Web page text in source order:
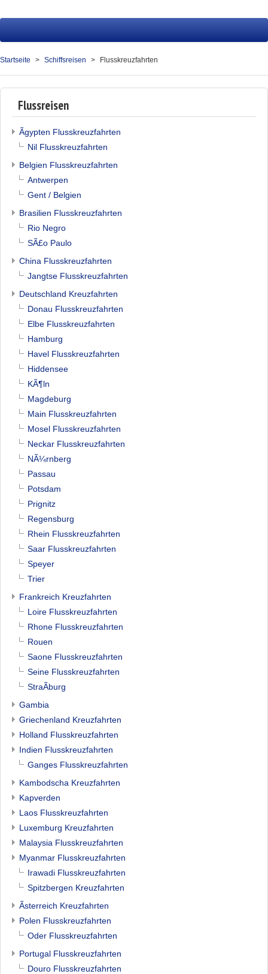
Hochsee
Service
Presse
Über uns
Startseite Schiffsreisen Flusskreuzfahrten
Flussreisen
Ãgypten Flusskreuzfahrten
Nil Flusskreuzfahrten
Belgien Flusskreuzfahrten
Antwerpen
Gent / Belgien
Brasilien Flusskreuzfahrten
Rio Negro
SÃ£o Paulo
China Flusskreuzfahrten
Jangtse Flusskreuzfahrten
Deutschland Kreuzfahrten
Donau Flusskreuzfahrten
Elbe Flusskreuzfahrten
Hamburg
Havel Flusskreuzfahrten
Hiddensee
KÃ¶ln
Magdeburg
Main Flusskreuzfahrten
Mosel Flusskreuzfahrten
Neckar Flusskreuzfahrten
NÃ¼rnberg
Passau
Potsdam
Prignitz
Regensburg
Rhein Flusskreuzfahrten
Saar Flusskreuzfahrten
Speyer
Trier
Frankreich Kreuzfahrten
Loire Flusskreuzfahrten
Rhone Flusskreuzfahrten
Rouen
Saone Flusskreuzfahrten
Seine Flusskreuzfahrten
StraÃburg
Gambia
Griechenland Kreuzfahrten
Holland Flusskreuzfahrten
Indien Flusskreuzfahrten
Ganges Flusskreuzfahrten
Kambodscha Kreuzfahrten
Kapverden
Laos Flusskreuzfahrten
Luxemburg Kreuzfahrten
Malaysia Flusskreuzfahrten
Myanmar Flusskreuzfahrten
Irawadi Flusskreuzfahrten
Spitzbergen Kreuzfahrten
Ãsterreich Kreuzfahrten
Polen Flusskreuzfahrten
Oder Flusskreuzfahrten
Portugal Flusskreuzfahrten
Douro Flusskreuzfahrten